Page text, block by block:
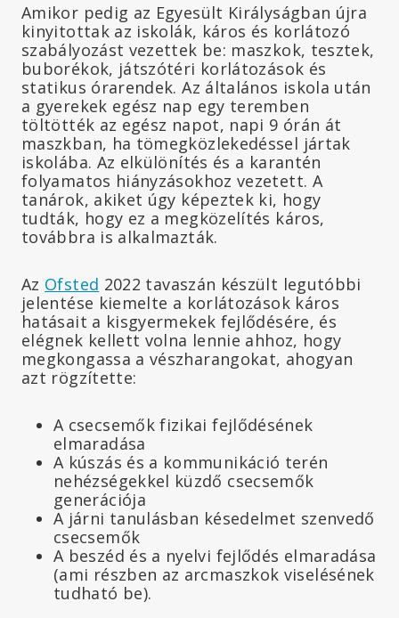
Amikor pedig az Egyesült Királyságban újra
kinyitottak az iskolák, káros és korlátozó
szabályozást vezettek be: maszkok, tesztek,
buborékok, játszótéri korlátozások és
statikus órarendek. Az általános iskola után
a gyerekek egész nap egy teremben
töltötték az egész napot, napi 9 órán át
maszkban, ha tömegközlekedéssel jártak
iskolába. Az elkülönítés és a karantén
folyamatos hiányzásokhoz vezetett. A
tanárok, akiket úgy képeztek ki, hogy
tudták, hogy ez a megközelítés káros,
továbbra is alkalmazták.
Az Ofsted 2022 tavaszán készült legutóbbi
jelentése kiemelte a korlátozások káros
hatásait a kisgyermekek fejlődésére, és
elégnek kellett volna lennie ahhoz, hogy
megkongassa a vészharangokat, ahogyan
azt rögzítette:
A csecsemők fizikai fejlődésének
elmaradása
A kúszás és a kommunikáció terén
nehézségekkel küzdő csecsemők
generációja
A járni tanulásban késedelmet szenvedő
csecsemők
A beszéd és a nyelvi fejlődés elmaradása
(ami részben az arcmaszkok viselésének
tudható be).